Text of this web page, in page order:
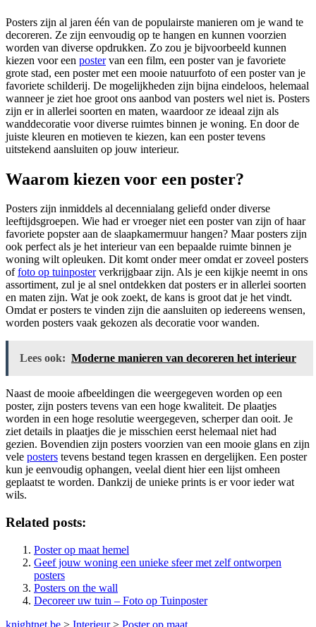
Posters zijn al jaren één van de populairste manieren om je wand te
decoreren. Ze zijn eenvoudig op te hangen en kunnen voorzien
worden van diverse opdrukken. Zo zou je bijvoorbeeld kunnen
kiezen voor een postervan een film, een poster van je favoriete
grote stad, een poster met een mooie natuurfoto of een poster van je
favoriete schilderij. De mogelijkheden zijn bijna eindeloos, helemaal
wanneer je ziet hoe groot ons aanbod van posters wel niet is. Posters
zijn er in allerlei soorten en maten, waardoor ze ideaal zijn als
wanddecoratie voor diverse ruimtes binnen je woning. En door de
juiste kleuren en motieven te kiezen, kan een poster tevens
uitstekend aansluiten op jouw interieur.
Waarom kiezen voor een poster?
Posters zijn inmiddels al decennialang geliefd onder diverse
leeftijdsgroepen. Wie had er vroeger niet een poster van zijn of haar
favoriete popster aan de slaapkamermuur hangen? Maar posters zijn
ook perfect als je het interieur van een bepaalde ruimte binnen je
woning wilt opleuken. Dit komt onder meer omdat er zoveel posters
offoto op tuinposterverkrijgbaar zijn. Als je een kijkje neemt in ons
assortiment, zul je al snel ontdekken dat posters er in allerlei soorten
en maten zijn. Wat je ook zoekt, de kans is groot dat je het vindt.
Omdat er posters te vinden zijn die aansluiten op iedereens wensen,
worden posters vaak gekozen als decoratie voor wanden.
Lees ook: Moderne manieren van decoreren het interieur
Naast de mooie afbeeldingen die weergegeven worden op een
poster, zijn posters tevens van een hoge kwaliteit. De plaatjes
worden in een hoge resolutie weergegeven, scherper dan ooit. Je
ziet details in plaatjes die je misschien eerst helemaal niet had
gezien. Bovendien zijn posters voorzien van een mooie glans en zijn
vele posters tevens bestand tegen krassen en dergelijken. Een poster
kun je eenvoudig ophangen, veelal dient hier een lijst omheen
geplaatst te worden. Dankzij de unieke prints is er voor ieder wat
wils.
Related posts:
Poster op maat hemel
Geef jouw woning een unieke sfeer met zelf ontworpen
posters
Posters on the wall
Decoreer uw tuin – Foto op Tuinposter
knightnet.be > Interieur> Poster op maat